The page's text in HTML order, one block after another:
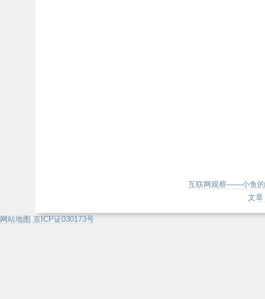
互联网观察——小鱼的
文章
网站地图 京ICP证030173号